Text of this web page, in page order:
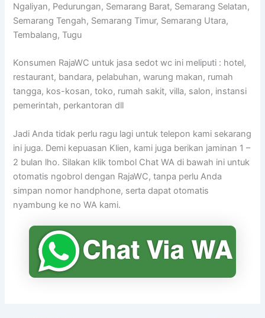
Ngaliyan, Pedurungan, Semarang Barat, Semarang Selatan,
Semarang Tengah, Semarang Timur, Semarang Utara,
Tembalang, Tugu
Konsumen RajaWC untuk jasa sedot wc ini meliputi : hotel,
restaurant, bandara, pelabuhan, warung makan, rumah
tangga, kos-kosan, toko, rumah sakit, villa, salon, instansi
pemerintah, perkantoran dll
Jadi Anda tidak perlu ragu lagi untuk telepon kami sekarang
ini juga. Demi kepuasan Klien, kami juga berikan jaminan 1 –
2 bulan lho. Silakan klik tombol Chat WA di bawah ini untuk
otomatis ngobrol dengan RajaWC, tanpa perlu Anda
simpan nomor handphone, serta dapat otomatis
nyambung ke no WA kami.